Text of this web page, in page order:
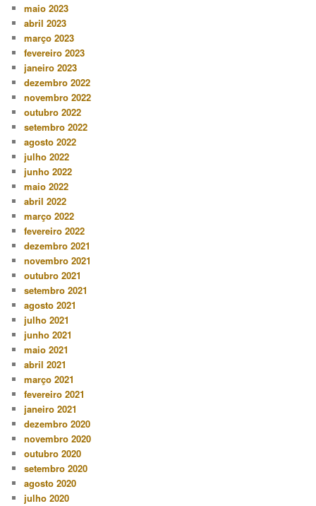
maio 2023
abril 2023
março 2023
fevereiro 2023
janeiro 2023
dezembro 2022
novembro 2022
outubro 2022
setembro 2022
agosto 2022
julho 2022
junho 2022
maio 2022
abril 2022
março 2022
fevereiro 2022
dezembro 2021
novembro 2021
outubro 2021
setembro 2021
agosto 2021
julho 2021
junho 2021
maio 2021
abril 2021
março 2021
fevereiro 2021
janeiro 2021
dezembro 2020
novembro 2020
outubro 2020
setembro 2020
agosto 2020
julho 2020